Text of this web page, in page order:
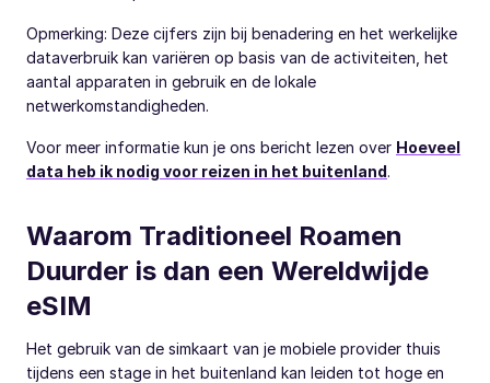
Opmerking: Deze cijfers zijn bij benadering en het werkelijke
dataverbruik kan variëren op basis van de activiteiten, het
aantal apparaten in gebruik en de lokale
netwerkomstandigheden.
Voor meer informatie kun je ons bericht lezen over Hoeveel
data heb ik nodig voor reizen in het buitenland.
Waarom Traditioneel Roamen
Duurder is dan een Wereldwijde
eSIM
Het gebruik van de simkaart van je mobiele provider thuis
tijdens een stage in het buitenland kan leiden tot hoge en